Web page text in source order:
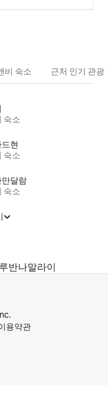
비 숙소 근처 인기 관광
숙소
현
숙소
달람
숙소
반나말라이
용약관